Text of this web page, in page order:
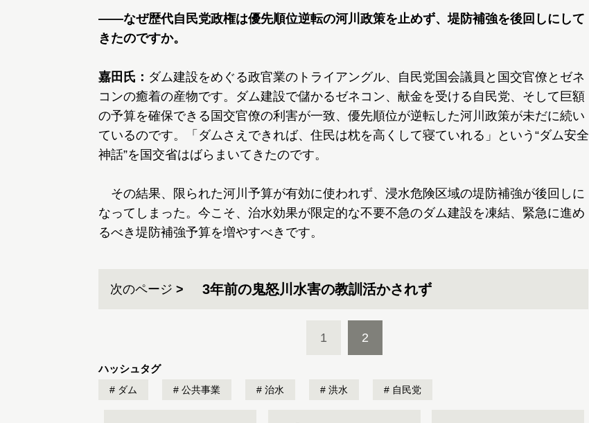
――なぜ歴代自民党政権は優先順位逆転の河川政策を止めず、堤防補強を後回しにして
きたのですか。
嘉田氏： ダム建設をめぐる政官業のトライアングル、自民党国会議員と国交官僚とゼネ
コンの癒着の産物です。ダム建設で儲かるゼネコン、献金を受ける自民党、そして巨額
の予算を確保できる国交官僚の利害が一致、優先順位が逆転した河川政策が未だに続い
ているのです。「ダムさえできれば、住民は枕を高くして寝ていれる」という“ダム安全
神話”を国交省はばらまいてきたのです。
その結果、限られた河川予算が有効に使われず、浸水危険区域の堤防補強が後回しに
なってしまった。今こそ、治水効果が限定的な不要不急のダム建設を凍結、緊急に進め
るべき堤防補強予算を増やすべきです。
次のページ 3年前の鬼怒川水害の教訓活かされず
1 2
ハッシュタグ
ダム 公共事業 治水 洪水 自民党